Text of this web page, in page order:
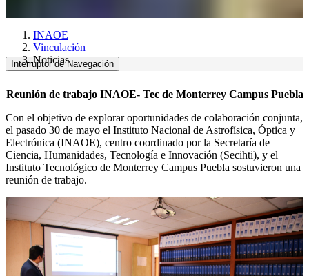
INAOE
Vinculación
Noticias
Interruptor de Navegación
Reunión de trabajo INAOE- Tec de Monterrey Campus Puebla
Con el objetivo de explorar oportunidades de colaboración conjunta,
el pasado 30 de mayo el Instituto Nacional de Astrofísica, Óptica y
Electrónica (INAOE), centro coordinado por la Secretaría de
Ciencia, Humanidades, Tecnología e Innovación (Secihti), y el
Instituto Tecnológico de Monterrey Campus Puebla sostuvieron una
reunión de trabajo.